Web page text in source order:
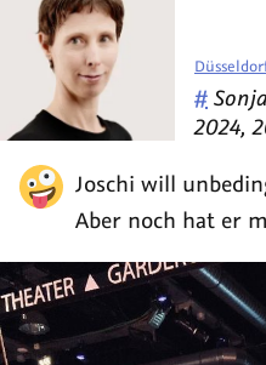
Joschi will
Aber noch hat er
#
von
2024,